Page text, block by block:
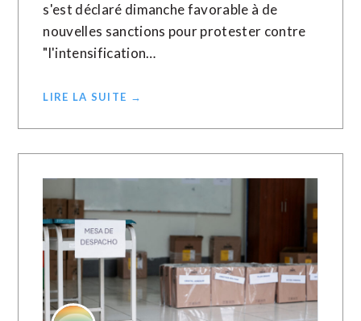
s'est déclaré dimanche favorable à de
nouvelles sanctions pour protester contre
"l'intensification…
LIRE LA SUITE →